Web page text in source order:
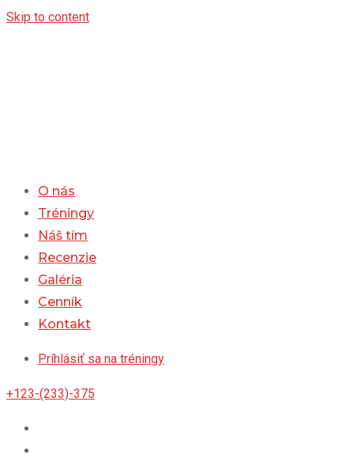
Skip to content
O nás
Tréningy
Náš tím
Recenzie
Galéria
Cenník
Kontakt
Príhlásiť sa na tréningy
+123-(233)-375